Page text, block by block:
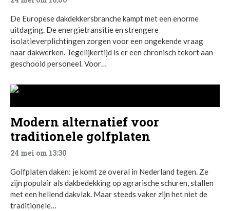
De Europese dakdekkersbranche kampt met een enorme
uitdaging. De energietransitie en strengere
isolatieverplichtingen zorgen voor een ongekende vraag
naar dakwerken. Tegelijkertijd is er een chronisch tekort aan
geschoold personeel. Voor…
Modern alternatief voor
traditionele golfplaten
24 mei om 13:30
Golfplaten daken: je komt ze overal in Nederland tegen. Ze
zijn populair als dakbedekking op agrarische schuren, stallen
met een hellend dakvlak. Maar steeds vaker zijn het niet de
traditionele…